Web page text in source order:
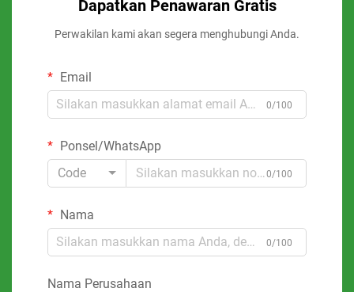
Dapatkan Penawaran Gratis
Perwakilan kami akan segera menghubungi Anda.
Email
0/100
Ponsel/WhatsApp
Code
0/100
Nama
0/100
Nama Perusahaan